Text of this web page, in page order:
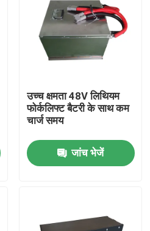
उच्च क्षमता 48V लिथियम
फोर्कलिफ्ट बैटरी के साथ कम
चार्ज समय
जांच भेजें